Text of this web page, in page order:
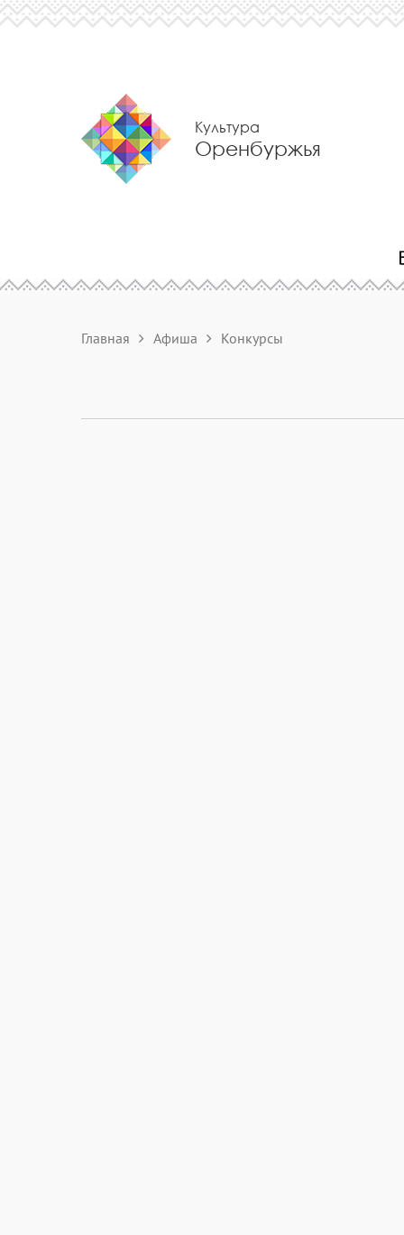
Культура
Оренбуржья
Главная Афиша Конкурсы